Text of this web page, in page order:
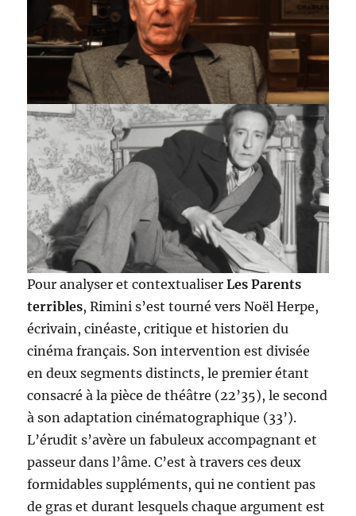
Pour analyser et contextualiserLes Parents
terribles, Rimini s’est tourné vers Noël Herpe,
écrivain, cinéaste, critique et historien du
cinéma français. Son intervention est divisée
en deux segments distincts, le premier étant
consacré à la pièce de théâtre (22’35), le second
à son adaptation cinématographique (33’).
L’érudit s’avère un fabuleux accompagnant et
passeur dans l’âme. C’est à travers ces deux
formidables suppléments, qui ne contient pas
de gras et durant lesquels chaque argument est